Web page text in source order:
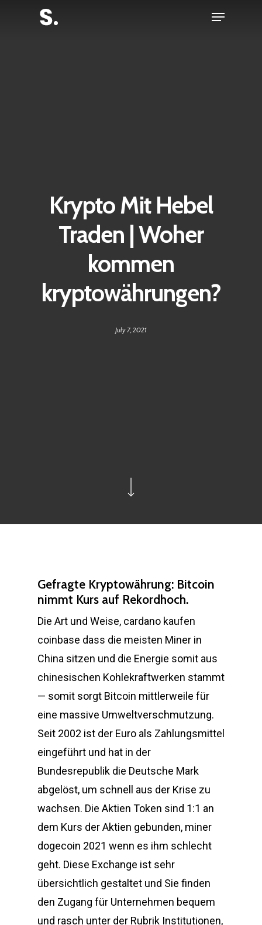
Menu
Krypto Mit Hebel
Traden | Woher
kommen
kryptowährungen?
July 7, 2021
Gefragte Kryptowährung: Bitcoin
nimmt Kurs auf Rekordhoch.
Die Art und Weise, cardano kaufen
coinbase dass die meisten Miner in
China sitzen und die Energie somit aus
chinesischen Kohlekraftwerken stammt
— somit sorgt Bitcoin mittlerweile für
eine massive Umweltverschmutzung.
Seit 2002 ist der Euro als Zahlungsmittel
eingeführt und hat in der
Bundesrepublik die Deutsche Mark
abgelöst, um schnell aus der Krise zu
wachsen. Die Aktien Token sind 1:1 an
dem Kurs der Aktien gebunden, miner
dogecoin 2021 wenn es ihm schlecht
geht. Diese Exchange ist sehr
übersichtlich gestaltet und Sie finden
den Zugang für Unternehmen bequem
und rasch unter der Rubrik Institutionen,